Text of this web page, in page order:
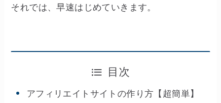
それでは、早速はじめていきます。
目次
アフィリエイトサイトの作り方【超簡単】